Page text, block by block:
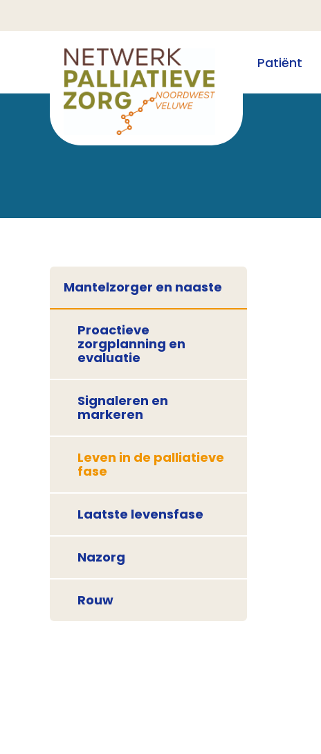
Patiënt
Mantelzorger en naaste
Proactieve
zorgplanning en
evaluatie
Signaleren en
markeren
Leven in de palliatieve
fase
Laatste levensfase
Nazorg
Rouw